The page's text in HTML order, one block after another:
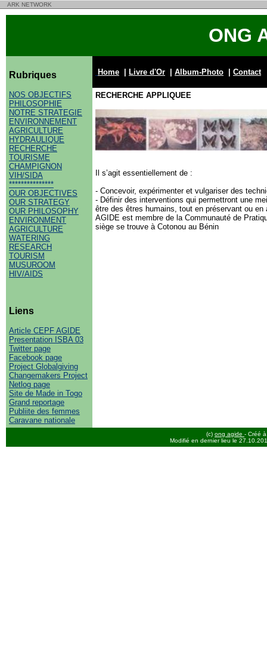
ARK NETWORK
ONG
Rubriques
NOS OBJECTIFS
PHILOSOPHIE
NOTRE STRATEGIE
ENVIRONNEMENT
AGRICULTURE
HYDRAULIQUE
RECHERCHE
TOURISME
CHAMPIGNON
VIH/SIDA
***************
OUR OBJECTIVES
OUR STRATEGY
OUR PHILOSOPHY
ENVIRONMENT
AGRICULTURE
WATERING
RESEARCH
TOURISM
MUSUROOM
HIV/AIDS
Liens
Article CEPF AGIDE
Presentation ISBA 03
Twitter page
Facebook page
Project Globalgiving
Changemakers Project
Netlog page
Site de Made in Togo
Grand reportage
Publiite des femmes
Caravane nationale
Home Livre d'Or Album-Photo Contact
RECHERCHE APPLIQUEE
Il s’agit essentiellement de :
- Concevoir, expérimenter et vulgariser des
- Définir des interventions qui permettront une
être des êtres humains, tout en préservant ou
AGIDE est membre de la Communauté de
siège se trouve à Cotonou au Bénin
(c) ong agide - Créé
Modifié en dernier lieu le